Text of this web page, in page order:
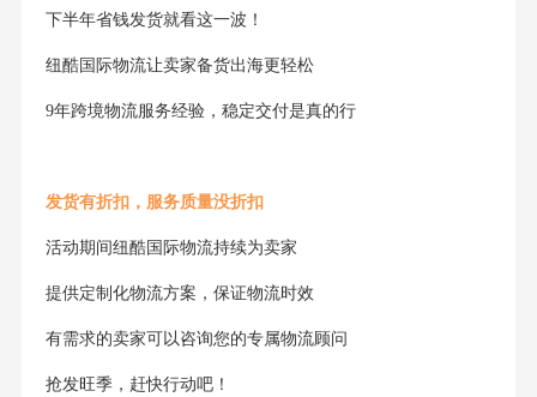
下半年省钱发货就看这一波！
纽酷国际物流让卖家备货出海更轻松
9年跨境物流服务经验，稳定交付是真的行
发货有折扣，服务质量没折扣
活动期间纽酷国际物流持续为卖家
提供定制化物流方案，保证物流时效
有需求的卖家可以咨询您的专属物流顾问
抢发旺季，赶快行动吧！